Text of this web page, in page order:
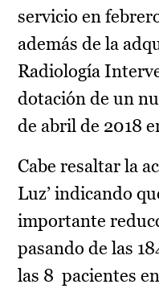
servicio en
además de la
Radiología
dotación de un
de abril de 2018
Cabe resaltar la
Luz’ indicando
importante
pasando de las
las 8 pacientes